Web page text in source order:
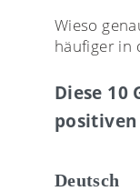
Wieso
häufiger in
Diese 10
Deutsch